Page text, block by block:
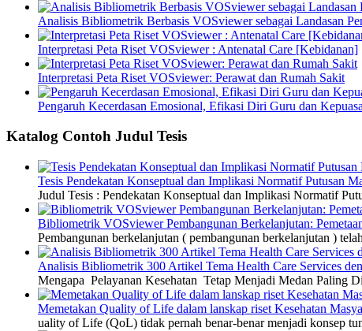
Analisis Bibliometrik Berbasis VOSviewer sebagai Landasan
Interpretasi Peta Riset VOSviewer : Antenatal Care [Kebidanan]
Interpretasi Peta Riset VOSviewer: Perawat dan Rumah Sakit
Pengaruh Kecerdasan Emosional, Efikasi Diri Guru dan
Katalog Contoh Judul Tesis
Tesis Pendekatan Konseptual dan Implikasi Normatif Putusan
Judul Tesis : Pendekatan Konseptual dan Implikasi Normatif
Bibliometrik VOSviewer Pembangunan Berkelanjutan:
Pembangunan berkelanjutan ( pembangunan berkelanjutan )
Analisis Bibliometrik 300 Artikel Tema Health Care Services
Mengapa Pelayanan Kesehatan Tetap Menjadi Medan Paling
Memetakan Quality of Life dalam lanskap riset Kesehatan
uality of Life (QoL) tidak pernah benar-benar menjadi konsep